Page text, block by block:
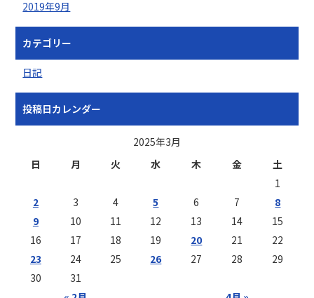
2019年9月
カテゴリー
日記
投稿日カレンダー
2025年3月
日
月 火 水 木 金 土
1
2
3 4 5 6 7
8
9
10 11 12 13 14
15
16
17 18 19 20 21
22
23
24 25 26 27 28
29
30
31